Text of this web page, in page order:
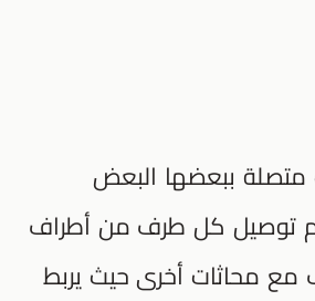
متصلة ببعضها البعض
توصيل كل طرف من أطراف
محاثات أخرى حيث يربط